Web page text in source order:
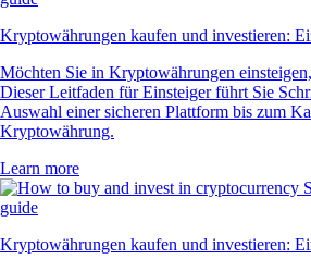
Kryptowährungen kaufen und investieren:
Möchten Sie in Kryptowährungen
Dieser Leitfaden für Einsteiger führt Sie
Auswahl einer sicheren Plattform bis zum
Kryptowährung.
Learn more
Kryptowährungen kaufen und investieren: